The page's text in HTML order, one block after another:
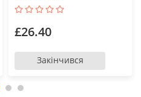
£26.40
Закінчився